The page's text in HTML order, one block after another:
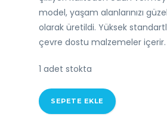
model, yaşam alanlarınızı
olarak üretildi. Yüksek
çevre dostu malzemeler içerir.
1 adet stokta
SEPETE EKLE